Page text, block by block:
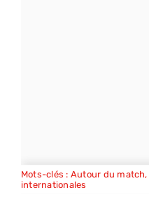
Mots-clés : Autour du match,
internationales